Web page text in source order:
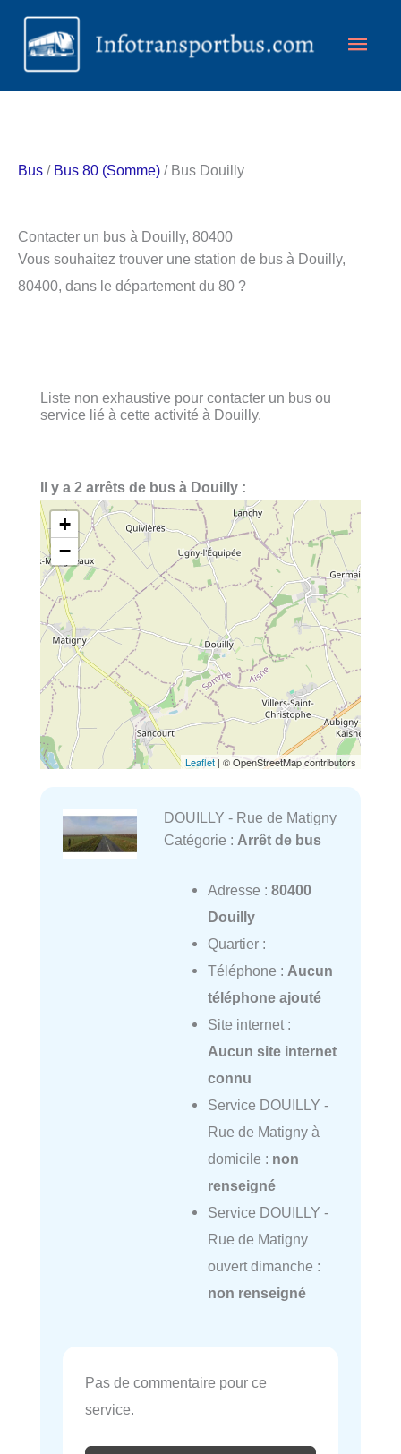
Aller
contenu
Bus / Bus 80 (Somme) / Bus Douilly
Contacter un bus à Douilly, 80400
Vous souhaitez trouver une station de bus à Douilly,
80400, dans le département du 80 ?
Liste non exhaustive pour contacter un bus ou
service lié à cette activité à Douilly.
Il y a 2 arrêts de bus à Douilly :
+
−
Leaflet | © OpenStreetMap contributors
DOUILLY - Rue de Matigny
Catégorie : Arrêt de bus
Adresse : 80400
Douilly
Quartier :
Téléphone : Aucun
téléphone ajouté
Site internet :
Aucun site internet
connu
Service DOUILLY -
Rue de Matigny à
domicile : non
renseigné
Service DOUILLY -
Rue de Matigny
ouvert dimanche :
non renseigné
Pas de commentaire pour ce
service.